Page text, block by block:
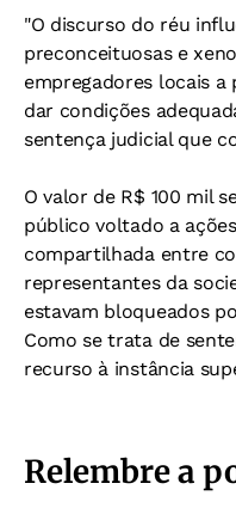
"O discurso do réu
preconceituosas e
empregadores locais a
dar condições
sentença judicial que
O valor de R$ 100 mil
público voltado a
compartilhada entre
representantes da
estavam bloqueados
Como se trata de
recurso à instância
Relembre a